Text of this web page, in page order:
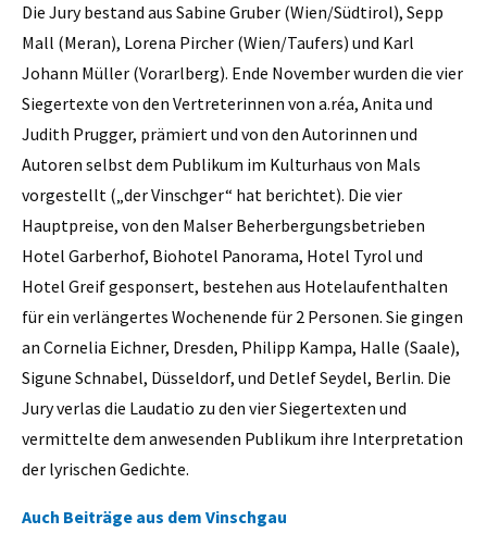
Die Jury bestand aus Sabine Gruber (Wien/Südtirol), Sepp
Mall (Meran), Lorena Pircher (Wien/Taufers) und Karl
Johann Müller (Vorarlberg). Ende November wurden die vier
Siegertexte von den Vertreterinnen von a.réa, Anita und
Judith Prugger, prämiert und von den Autorinnen und
Autoren selbst dem Publikum im Kulturhaus von Mals
vorgestellt („der Vinschger“ hat berichtet). Die vier
Hauptpreise, von den Malser Beherbergungsbetrieben
Hotel Garberhof, Biohotel Panorama, Hotel Tyrol und
Hotel Greif gesponsert, bestehen aus Hotelaufenthalten
für ein verlängertes Wochenende für 2 Personen. Sie gingen
an Cornelia Eichner, Dresden, Philipp Kampa, Halle (Saale),
Sigune Schnabel, Düsseldorf, und Detlef Seydel, Berlin. Die
Jury verlas die Laudatio zu den vier Siegertexten und
vermittelte dem anwesenden Publikum ihre Interpretation
der lyrischen Gedichte.
Auch Beiträge aus dem Vinschgau